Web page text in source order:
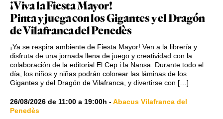
¡Viva la Fiesta Mayor!
Pinta y juega con los Gigantes y el Dragón
de Vilafranca del Penedès
¡Ya se respira ambiente de Fiesta Mayor! Ven a la librería y
disfruta de una jornada llena de juego y creatividad con la
colaboración de la editorial El Cep i la Nansa. Durante todo el
día, los niños y niñas podrán colorear las láminas de los
Gigantes y del Dragón de Vilafranca, y divertirse con […]
26/08/2026 de 11:00 a 19:00h -Abacus Vilafranca del
Penedès